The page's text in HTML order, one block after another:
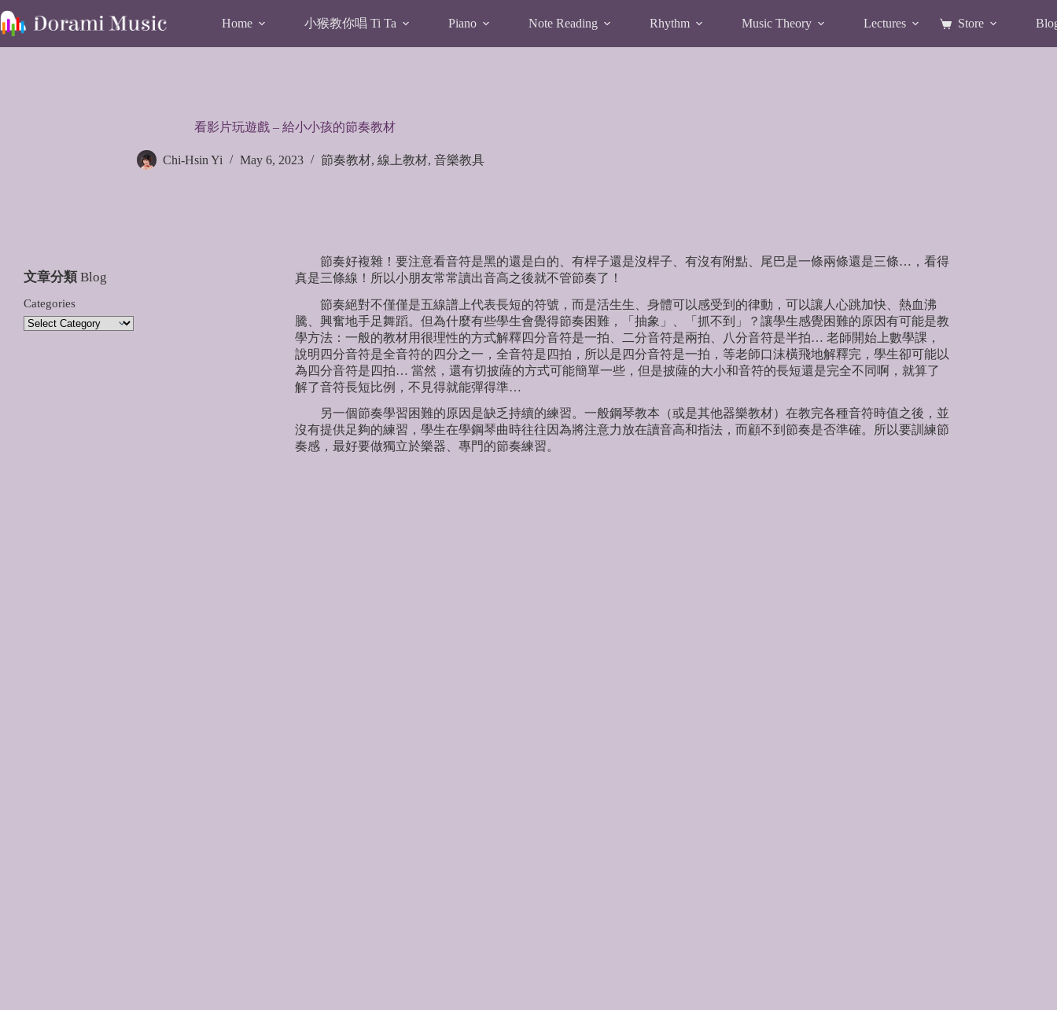
to
content
Home 小猴教你唱 Ti Ta Piano Note Reading Rhythm Music Theory Lectures Store
Shopping
看影片玩遊戲 – 給小小孩的節奏教材
Chi-Hsin Yi May 6, 2023 節奏教材, 線上教材, 音樂教具
節奏好複雜！要注意看音符是黑的還是白的、有桿子還是沒桿子、有沒有附點、尾巴是一條兩條還是三條…，看得
真是三條線！所以小朋友常常讀出音高之後就不管節奏了！
節奏絕對不僅僅是五線譜上代表長短的符號，而是活生生、身體可以感受到的律動，可以讓人心跳加快、熱血沸
騰、興奮地手足舞蹈。但為什麼有些學生會覺得節奏困難，「抽象」、「抓不到」？讓學生感覺困難的原因有可能是教
學方法：一般的教材用很理性的方式解釋四分音符是一拍、二分音符是兩拍、八分音符是半拍… 老師開始上數學課，
說明四分音符是全音符的四分之一，全音符是四拍，所以是四分音符是一拍，等老師口沫橫飛地解釋完，學生卻可能以
為四分音符是四拍… 當然，還有切披薩的方式可能簡單一些，但是披薩的大小和音符的長短還是完全不同啊，就算了
解了音符長短比例，不見得就能彈得準…
另一個節奏學習困難的原因是缺乏持續的練習。一般鋼琴教本（或是其他器樂教材）在教完各種音符時值之後，並
沒有提供足夠的練習，學生在學鋼琴曲時往往因為將注意力放在讀音高和指法，而顧不到節奏是否準確。所以要訓練節
奏感，最好要做獨立於樂器、專門的節奏練習。
文章分類 Blog
Categories